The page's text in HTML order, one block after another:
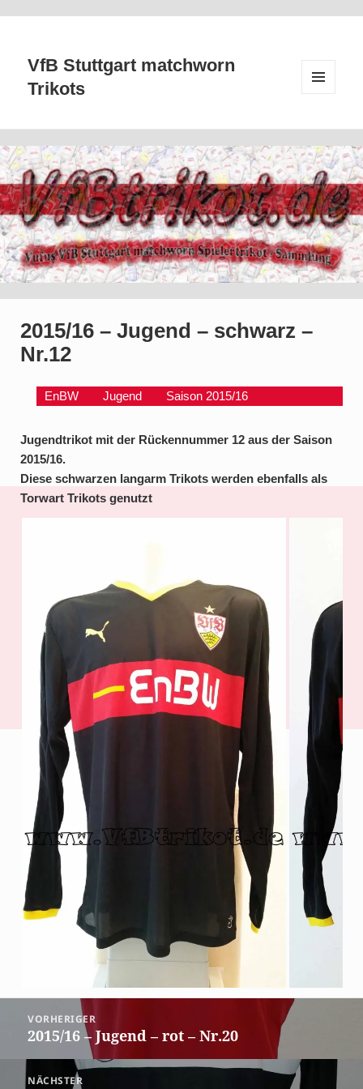
VfB Stuttgart matchworn
Trikots
2015/16 – Jugend – schwarz –
Nr.12
EnBW Jugend Saison 2015/16
Jugendtrikot mit der Rückennummer 12 aus der Saison
2015/16.
Diese schwarzen langarm Trikots werden ebenfalls als
Torwart Trikots genutzt
Beitragsnavigation
VORHERIGER
Vorheriger
2015/16 – Jugend – rot – Nr.20
NÄCHSTER